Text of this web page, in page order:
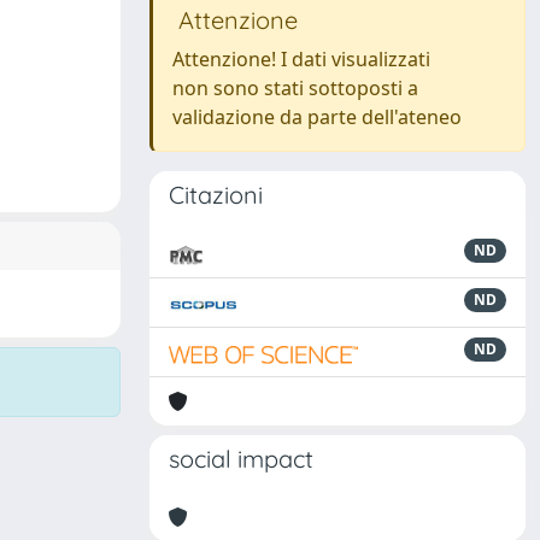
Attenzione
Attenzione! I dati visualizzati
non sono stati sottoposti a
validazione da parte dell'ateneo
Citazioni
ND
ND
ND
social impact